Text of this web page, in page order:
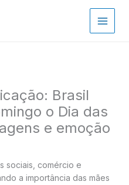
Brasil
o Dia das
e emoção
sociais, comércio e
a importância das mães